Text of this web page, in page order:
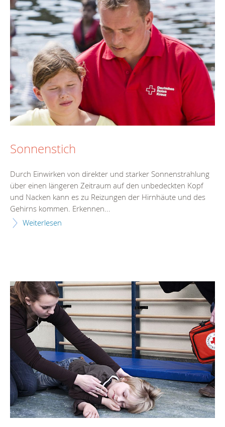
Sonnenstich
Durch Einwirken von direkter und starker Sonnenstrahlung
über einen längeren Zeitraum auf den unbedeckten Kopf
und Nacken kann es zu Reizungen der Hirnhäute und des
Gehirns kommen. Erkennen...
Weiterlesen